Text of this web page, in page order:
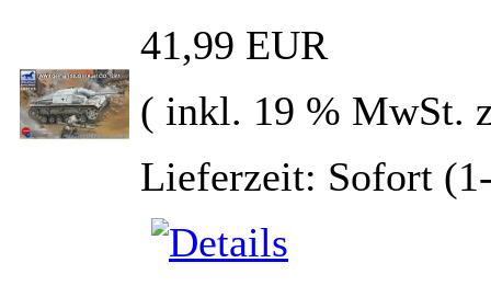
41,99 EUR
( inkl. 19 % MwSt.
Lieferzeit: Sofort